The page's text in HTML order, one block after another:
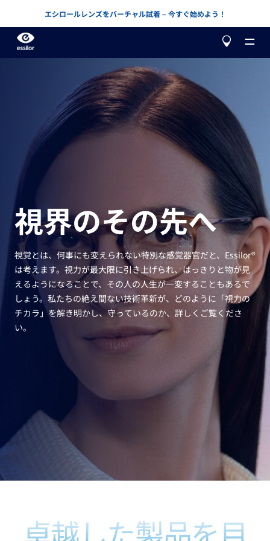
エシロールレンズをバーチャル試着 – 今すぐ始めよう！
当社について
カスタマイズ
もっと知る
バリラックス 累進レンズ
保護
トランジションズ ライトアダプティブレンズ
サンレンズ
スタイリッシュに視力補強
向上
反射防止レンズコーティング
すべてのソリューションを見る
セルフチェックしましょう
レンズを選ぶ
レンズをバーチャル試着
眼鏡店を探す
視界のその先へ
視覚とは、何事にも変えられない特別な感覚器官だと、Essilor®
は考えます。視力が最大限に引き上げられ、はっきりと物が見
えるようになることで、その人の人生が一変することもあるで
しょう。私たちの絶え間ない技術革新が、どのように「視力の
チカラ」を解き明かし、守っているのか、詳しくご覧くださ
い。
卓越した製品を目